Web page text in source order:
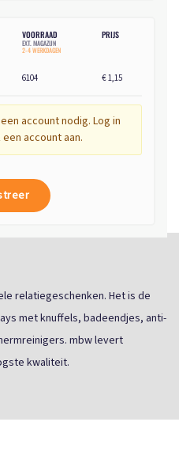
VOORRAAD
EXT. MAGAZIJN
2-4 WERKDAGEN
PRIJS
6104 € 1,15
account nodig. Log in
account aan.
relatiegeschenken. Het is de
met knuffels, badeendjes, anti-
mbw levert
kwaliteit.